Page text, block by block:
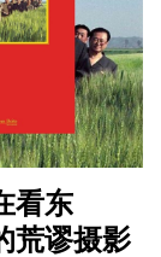
看东
荒谬摄影